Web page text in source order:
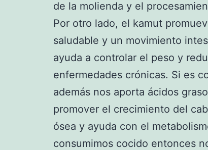
de la molienda y el
Por otro lado, el kamut
saludable y un movimiento
ayuda a controlar el peso y
enfermedades crónicas. Si es
además nos aporta ácidos
promover el crecimiento del
ósea y ayuda con el
consumimos cocido entonces